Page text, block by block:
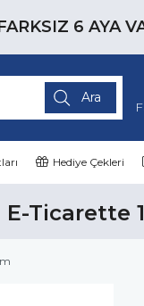
6 AYA
Hediye Çekleri
E-Ticarette